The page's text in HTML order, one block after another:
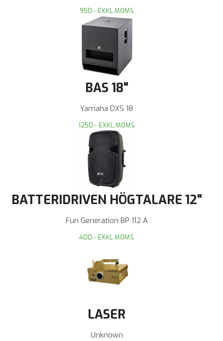
950:- EXKL.MOMS
BAS 18"
Yamaha DXS 18
1250:- EXKL.MOMS
BATTERIDRIVEN HÖGTALARE 12"
Fun Generation BP 112 A
400:- EXKL.MOMS
LASER
Unknown